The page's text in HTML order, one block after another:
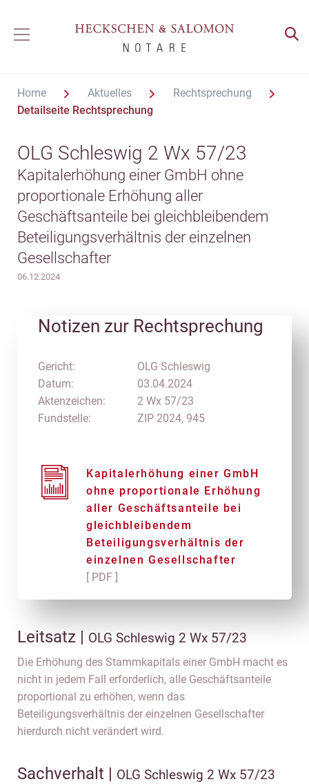
Home Aktuelles
Rechtsprechung
Detailseite Rechtsprechung
OLG Schleswig 2 Wx 57/23
Kapitalerhöhung einer GmbH ohne
proportionale Erhöhung aller
Geschäftsanteile bei gleichbleibendem
Beteiligungsverhältnis der einzelnen
Gesellschafter
06.12.2024
Notizen zur Rechtsprechung
Gericht:
Datum:
Aktenzeichen:
Fundstelle:
OLG Schleswig
03.04.2024
2 Wx 57/23
ZIP 2024, 945
Kapitalerhöhung einer GmbH
ohne proportionale Erhöhung
aller Geschäftsanteile bei
gleichbleibendem
Beteiligungsverhältnis der
einzelnen Gesellschafter
[ PDF ]
Leitsatz | OLG Schleswig 2 Wx 57/23
Die Erhöhung des Stammkapitals einer GmbH macht es
nicht in jedem Fall erforderlich, alle Geschäftsanteile
proportional zu erhöhen, wenn das
Beteiligungsverhältnis der einzelnen Gesellschafter
hierdurch nicht verändert wird.
Sachverhalt | OLG Schleswig 2 Wx 57/23